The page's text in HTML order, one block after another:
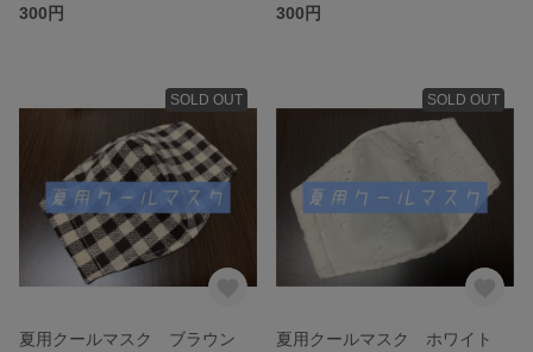
300円
300円
SOLD OUT
夏用クールマスク ブラウン
SOLD OUT
夏用クールマスク ホワイト